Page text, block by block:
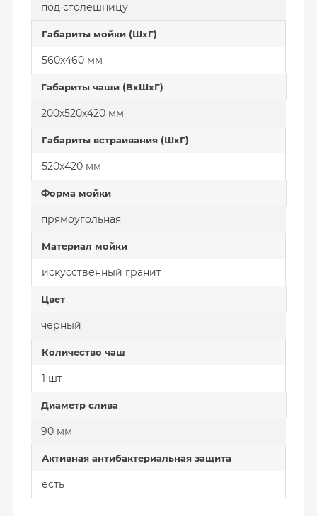
под столешницу
Габариты мойки (ШхГ)
560х460 мм
Габариты чаши (ВхШхГ)
200х520х420 мм
Габариты встраивания (ШхГ)
520х420 мм
Форма мойки
прямоугольная
Материал мойки
искусственный гранит
Цвет
черный
Количество чаш
1 шт
Диаметр слива
90 мм
Активная антибактериальная защита
есть